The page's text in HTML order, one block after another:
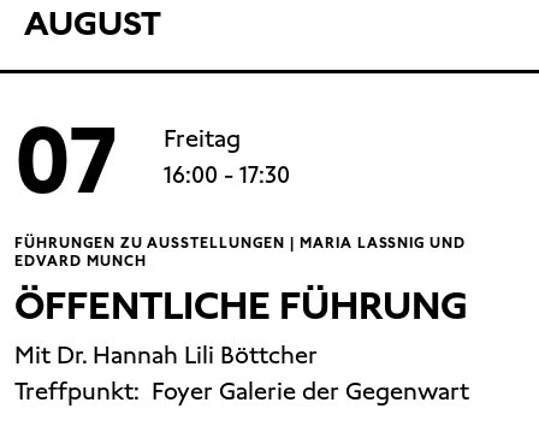
AUGUST
07
Freitag
16:00 - 17:30
FÜHRUNGEN ZU AUSSTELLUNGEN | MARIA LASSNIG UND
EDVARD MUNCH
ÖFFENTLICHE FÜHRUNG
Mit Dr. Hannah Lili Böttcher
Treffpunkt: Foyer Galerie der Gegenwart